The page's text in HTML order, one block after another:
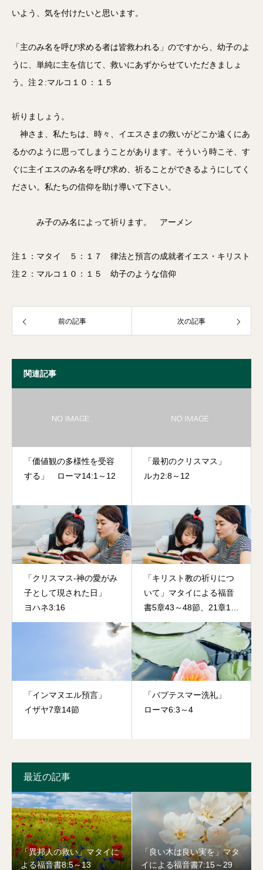
いよう、気を付けたいと思います。
「主のみ名を呼び求める者は皆救われる」のですから、幼子のよ
うに、単純に主を信じて、救いにあずからせていただきましょ
う。注２:マルコ１０：１５
祈りましょう。
神さま、私たちは、時々、イエスさまの救いがどこか遠くにあ
るかのように思ってしまうことがあります。そういう時こそ、す
ぐに主イエスのみ名を呼び求め、祈ることができるようにしてく
ださい。私たちの信仰を助け導いて下さい。
み子のみ名によって祈ります。 アーメン
注１：マタイ ５：１７ 律法と預言の成就者イエス・キリスト
注２：マルコ１０：１５ 幼子のような信仰
前の記事 次の記事
関連記事
「価値観の多様性を受容
する」 ローマ14:1～12
「最初のクリスマス」
ルカ2:8～12
「クリスマス‐神の愛がみ
子として現された日」
ヨハネ3:16
「キリスト教の祈りにつ
いて」マタイによる福音
書5章43～48節、21章18
～22節
「インマヌエル預言」
イザヤ7章14節
「バプテスマー洗礼」
ローマ6:3～4
最近の記事
「異邦人の救い」マタイに
よる福音書8:5～13
「良い木は良い実を」マタ
イによる福音書7:15～29